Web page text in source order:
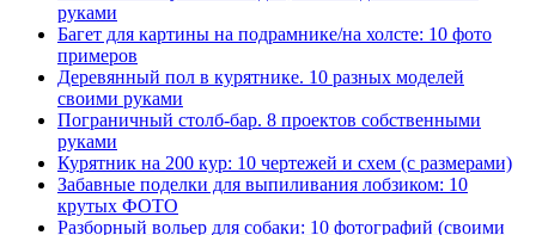
руками
Багет для картины на подрамнике/на холсте: 10 фото
примеров
Деревянный пол в курятнике. 10 разных моделей
своими руками
Пограничный столб-бар. 8 проектов собственными
руками
Курятник на 200 кур: 10 чертежей и схем (с размерами)
Забавные поделки для выпиливания лобзиком: 10
крутых ФОТО
Разборный вольер для собаки: 10 фотографий (своими